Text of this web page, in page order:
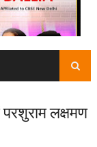
परशुराम लक्षमण